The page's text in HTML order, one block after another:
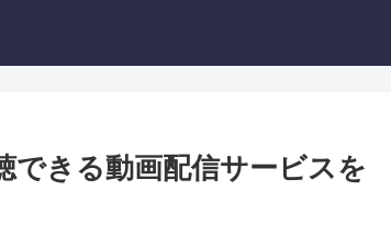
きる動画配信サービスを